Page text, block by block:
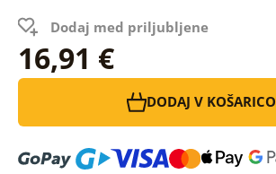
Dodaj med priljubljene
16,91 €
DODAJ V KOŠARICO